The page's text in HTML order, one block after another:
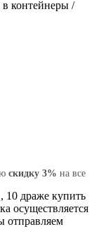
в контейнеры /
скидку 3% на все
драже купить
осуществляется
отправляем